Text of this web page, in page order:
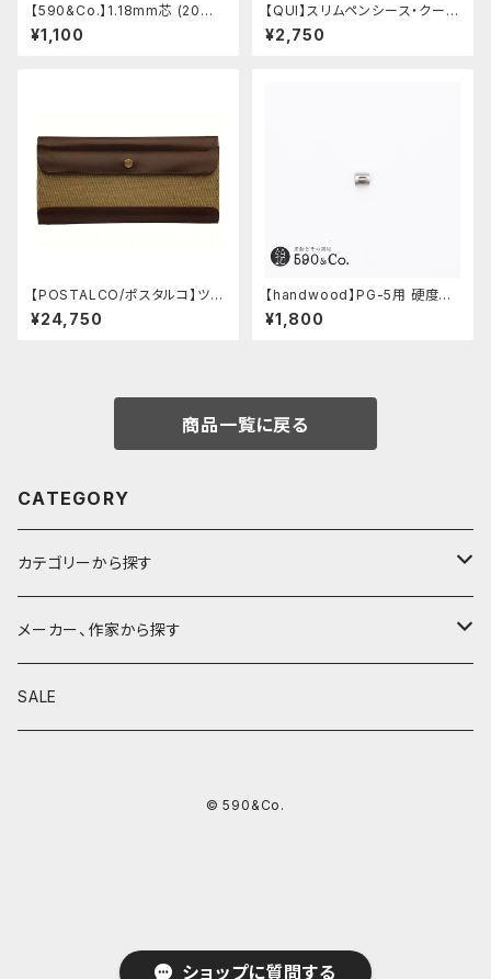
ショップに質問する
【590&Co.】1.18mm芯 (20本
入り)
¥1,100
【QUI】スリムペンシース・クード
ゥー (ストーン)
¥2,750
【POSTALCO/ポスタルコ】ツー
ルボックス (Olive Green)
¥24,750
【handwood】PG-5用 硬度表
示窓 (ステンレス/楕円窓)
¥1,800
商品一覧に戻る
CATEGORY
カテゴリーから探す
鉛筆
鉛筆補助軸
メーカー、作家から探す
590&Co.
シャープペンシルIII
SALE
© 590&Co.